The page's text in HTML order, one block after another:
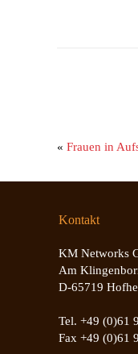
« Frauen in
Kontakt
KM Networks
Am
D-65719
Tel. +49 (0)61
Fax +49 (0)61